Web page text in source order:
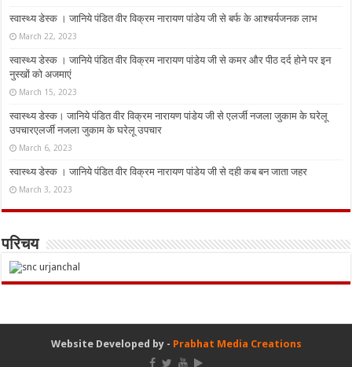
स्वास्थ्य डेस्क । जानिये पंडित वीर विक्रम नारायण पांडेय जी से बर्फ के आश्चर्यजनक लाभ
March 22, 2023
स्वास्थ्य डेस्क । जानिये पंडित वीर विक्रम नारायण पांडेय जी से कमर और पीठ दर्द होने पर इन
नुस्‍खों को अजमाएं
March 15, 2023
स्वास्थ्य डेस्क। जानिये पंडित वीर विक्रम नारायण पांडेय जी से एलर्जी नजला जुकाम के घरेलू
उपचारएलर्जी नजला जुकाम के घरेलू उपचार
March 6, 2023
स्वास्थ्य डेस्क । जानिये पंडित वीर विक्रम नारायण पांडेय जी से दही कब बन जाता जहर
March 3, 2023
परिचय
Website Developed by - Prabhat Media Creations